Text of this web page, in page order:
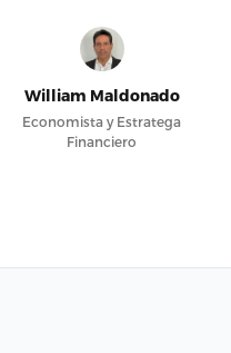
William Maldonado
Economista y Estratega
Financiero